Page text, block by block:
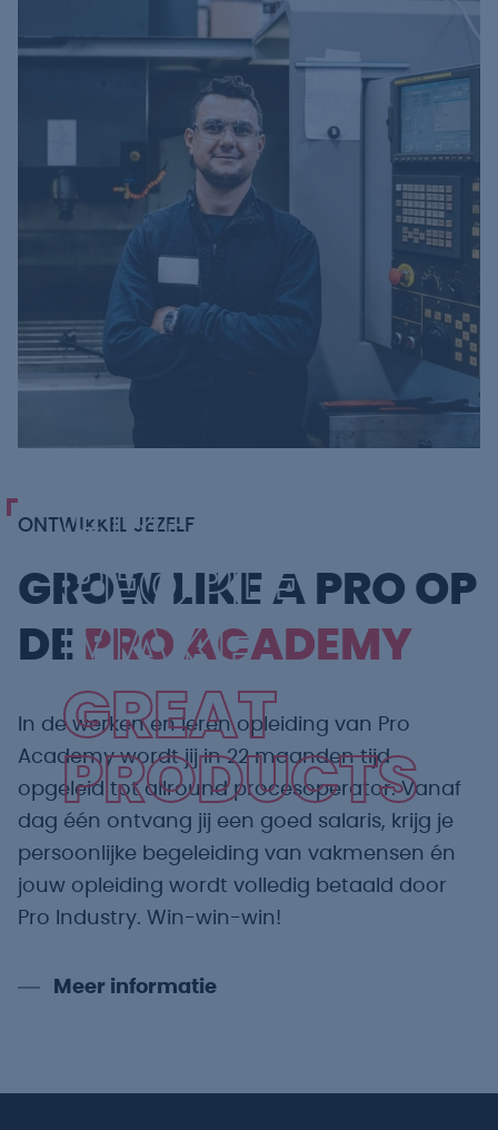
GREAT
PEOPLE
MAKE
GREAT
PRODUCTS
ONTWIKKEL JEZELF
GROW LIKE A PRO OP
DE PRO ACADEMY
In de werken en leren opleiding van Pro
Academy wordt jij in 22 maanden tijd
opgeleid tot allround procesoperator. Vanaf
dag één ontvang jij een goed salaris, krijg je
persoonlijke begeleiding van vakmensen én
jouw opleiding wordt volledig betaald door
Pro Industry. Win-win-win!
Meer informatie